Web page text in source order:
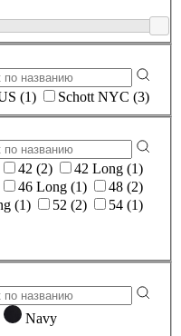
SURPLUS (1) Schott NYC (3)
42 (2)
42 Long (1)
46 Long (1)
48 (2)
50 Long (1) 52 (2)
54 (1)
Navy